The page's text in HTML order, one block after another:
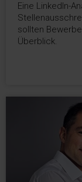
Eine LinkedIn-
sollten
Überblick.